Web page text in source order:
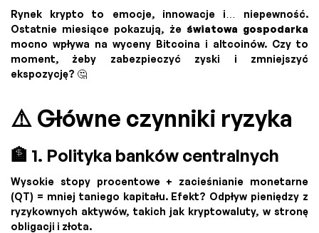
Rynek krypto to emocje, innowacje i… niepewność.
Ostatnie miesiące pokazują, że światowa gospodarka
mocno wpływa na wyceny Bitcoina i altcoinów. Czy to
moment, żeby zabezpieczyć zyski i zmniejszyć
ekspozycję? 🤔
⚠️ Główne czynniki ryzyka
🏦 1. Polityka banków centralnych
Wysokie stopy procentowe + zacieśnianie monetarne
(QT) = mniej taniego kapitału. Efekt? Odpływ pieniędzy z
ryzykownych aktywów, takich jak kryptowaluty, w stronę
obligacji i złota.